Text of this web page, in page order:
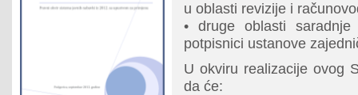
u oblasti revizije i
• druge oblasti
potpisnici ustanove
U okviru realizacije ovog
da će: